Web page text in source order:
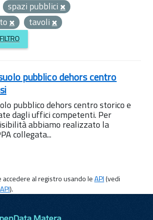
spazi pubblici
tavoli
pubblico dehors centro
pubblico dehors centro storico e
dagli uffici competenti. Per
abbiamo realizzato la
collegata...
al registro usando leAPI(vedi
).